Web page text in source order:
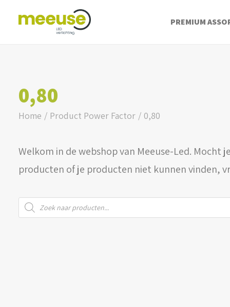
PREMIUM
0,80
Home Product Power Factor 0,80
Welkom in de webshop van Meeuse-Led. Mocht
producten of je producten niet kunnen vinden,
Producten
zoeken